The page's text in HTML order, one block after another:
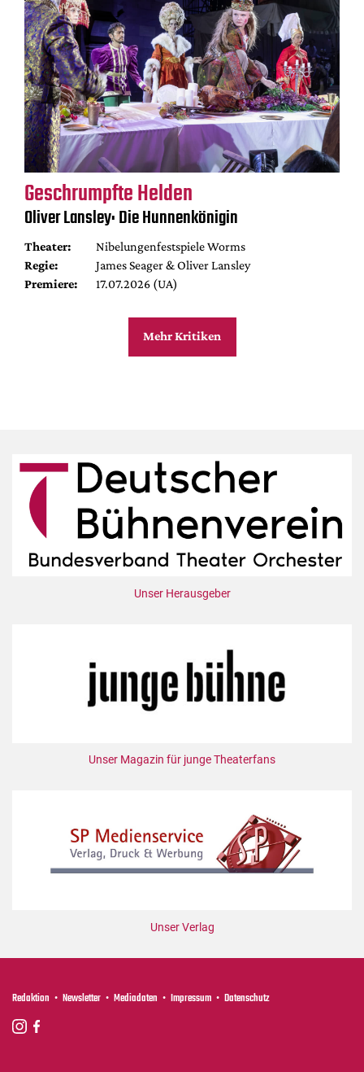
Geschrumpfte Helden
Oliver Lansley: Die Hunnenkönigin
Theater:
Nibelungenfestspiele Worms
Regie:
James Seager & Oliver Lansley
Premiere:
17.07.2026 (UA)
Mehr Kritiken
Unser Herausgeber
Unser Magazin für junge Theaterfans
Unser Verlag
Redaktion Newsletter Mediadaten Impressum Datenschutz